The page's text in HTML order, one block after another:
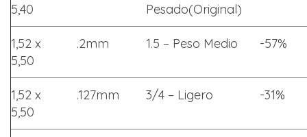
5,40 Pesado(Original)
1,52 x
5,50
.2mm 1.5 – Peso Medio -57%
1,52 x
5,50
.127mm 3/4 – Ligero -31%